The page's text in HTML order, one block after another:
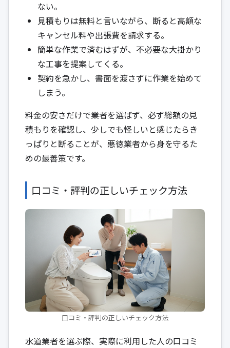
ない。
見積もりは無料と言いながら、断ると高額な
キャンセル料や出張費を請求する。
簡単な作業で済むはずが、不必要な大掛かり
な工事を提案してくる。
契約を急かし、書面を渡さずに作業を始めて
しまう。
料金の安さだけで業者を選ばず、必ず総額の見
積もりを確認し、少しでも怪しいと感じたらき
っぱりと断ることが、悪徳業者から身を守るた
めの最善策です。
口コミ・評判の正しいチェック方法
口コミ・評判の正しいチェック方法
水道業者を選ぶ際、実際に利用した人の口コミ